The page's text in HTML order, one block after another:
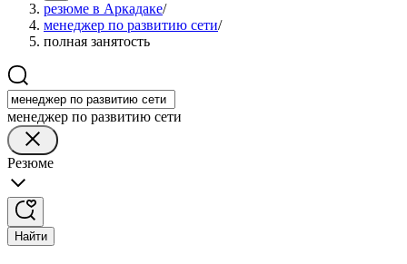
резюме в Аркадаке/
менеджер по развитию сети/
полная занятость
менеджер по развитию сети
Резюме
Найти